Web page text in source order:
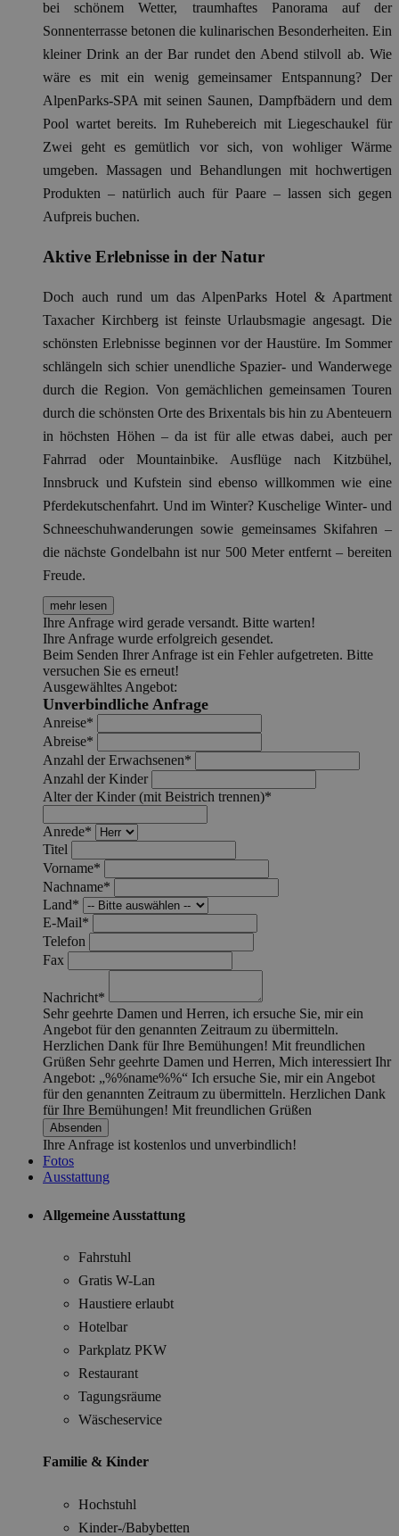
bei schönem Wetter, traumhaftes Panorama auf der
Sonnenterrasse betonen die kulinarischen Besonderheiten. Ein
kleiner Drink an der Bar rundet den Abend stilvoll ab. Wie
wäre es mit ein wenig gemeinsamer Entspannung? Der
AlpenParks-SPA mit seinen Saunen, Dampfbädern und dem
Pool wartet bereits. Im Ruhebereich mit Liegeschaukel für
Zwei geht es gemütlich vor sich, von wohliger Wärme
umgeben. Massagen und Behandlungen mit hochwertigen
Produkten – natürlich auch für Paare – lassen sich gegen
Aufpreis buchen.
Aktive Erlebnisse in der Natur
Doch auch rund um das AlpenParks Hotel & Apartment
Taxacher Kirchberg ist feinste Urlaubsmagie angesagt. Die
schönsten Erlebnisse beginnen vor der Haustüre. Im Sommer
schlängeln sich schier unendliche Spazier- und Wanderwege
durch die Region. Von gemächlichen gemeinsamen Touren
durch die schönsten Orte des Brixentals bis hin zu Abenteuern
in höchsten Höhen – da ist für alle etwas dabei, auch per
Fahrrad oder Mountainbike. Ausflüge nach Kitzbühel,
Innsbruck und Kufstein sind ebenso willkommen wie eine
Pferdekutschenfahrt. Und im Winter? Kuschelige Winter- und
Schneeschuhwanderungen sowie gemeinsames Skifahren –
die nächste Gondelbahn ist nur 500 Meter entfernt – bereiten
Freude.
mehr lesen
Ihre Anfrage wird gerade versandt. Bitte warten!
Ihre Anfrage wurde erfolgreich gesendet.
Beim Senden Ihrer Anfrage ist ein Fehler aufgetreten. Bitte
versuchen Sie es erneut!
Ausgewähltes Angebot:
Unverbindliche Anfrage
Anreise*
Abreise*
Anzahl der Erwachsenen*
Anzahl der Kinder
Alter der Kinder (mit Beistrich trennen)*
Anrede*
Titel
Vorname*
Nachname*
Land*
E-Mail*
Telefon
Fax
Nachricht*
Sehr geehrte Damen und Herren, ich ersuche Sie, mir ein
Angebot für den genannten Zeitraum zu übermitteln.
Herzlichen Dank für Ihre Bemühungen! Mit freundlichen
Grüßen Sehr geehrte Damen und Herren, Mich interessiert Ihr
Angebot: „%%name%%“ Ich ersuche Sie, mir ein Angebot
für den genannten Zeitraum zu übermitteln. Herzlichen Dank
für Ihre Bemühungen! Mit freundlichen Grüßen
Ihre Anfrage ist kostenlos und unverbindlich!
Fotos
Ausstattung
Allgemeine Ausstattung
Fahrstuhl
Gratis W-Lan
Haustiere erlaubt
Hotelbar
Parkplatz PKW
Restaurant
Tagungsräume
Wäscheservice
Familie & Kinder
Hochstuhl
Kinder-/Babybetten